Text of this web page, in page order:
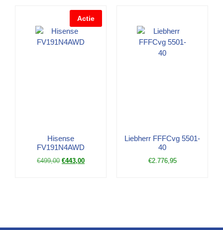
Actie
Hisense
FV191N4AWD
€499,00 €443,00
Liebherr FFFCvg 5501-
40
€2.776,95